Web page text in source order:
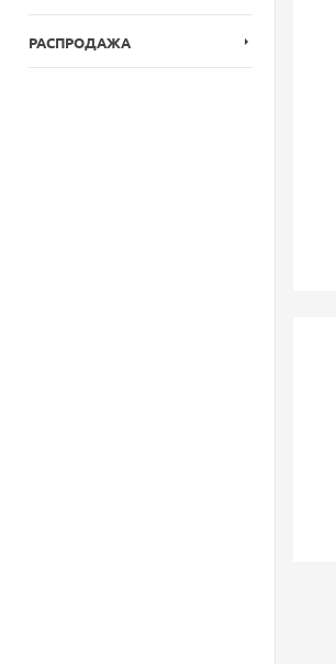
РАСПРОДАЖА